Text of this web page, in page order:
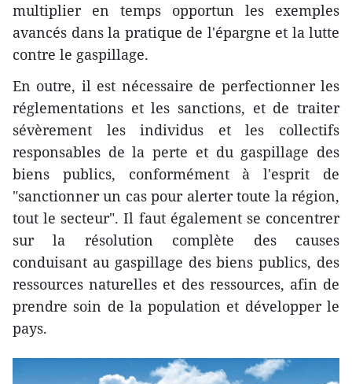
multiplier en temps opportun les exemples
avancés dans la pratique de l'épargne et la lutte
contre le gaspillage.
En outre, il est nécessaire de perfectionner les
réglementations et les sanctions, et de traiter
sévèrement les individus et les collectifs
responsables de la perte et du gaspillage des
biens publics, conformément à l'esprit de
"sanctionner un cas pour alerter toute la région,
tout le secteur". Il faut également se concentrer
sur la résolution complète des causes
conduisant au gaspillage des biens publics, des
ressources naturelles et des ressources, afin de
prendre soin de la population et développer le
pays.